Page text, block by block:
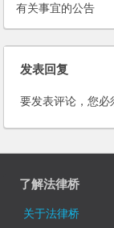
有关事宜的公告
发表回复
要发表评论，您必
了解法律桥
关于法律桥